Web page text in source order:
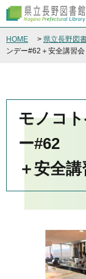
県立長野図書館
HOME > 県立長野図
ンデー#62＋安全講習会
モノコ
ー#62
＋安全